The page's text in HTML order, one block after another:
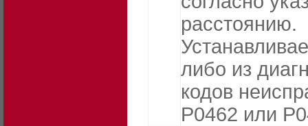
расстоянию.
либо из
кодов
Р0462 или